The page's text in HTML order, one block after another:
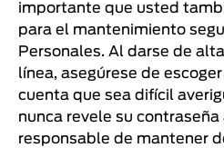
importante que usted
para el mantenimiento
Personales. Al darse de
línea, asegúrese de
cuenta que sea difícil
nunca revele su contraseña
responsable de mantener